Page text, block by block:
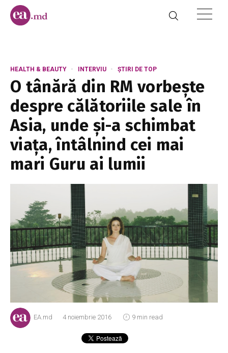
HEALTH & BEAUTY INTERVIU ȘTIRI DE TOP
O tânără din RM vorbește
despre călătoriile sale în
Asia, unde și-a schimbat
viața, întâlnind cei mai
mari Guru ai lumii
EA.md 4 noiembrie 2016 9 min read